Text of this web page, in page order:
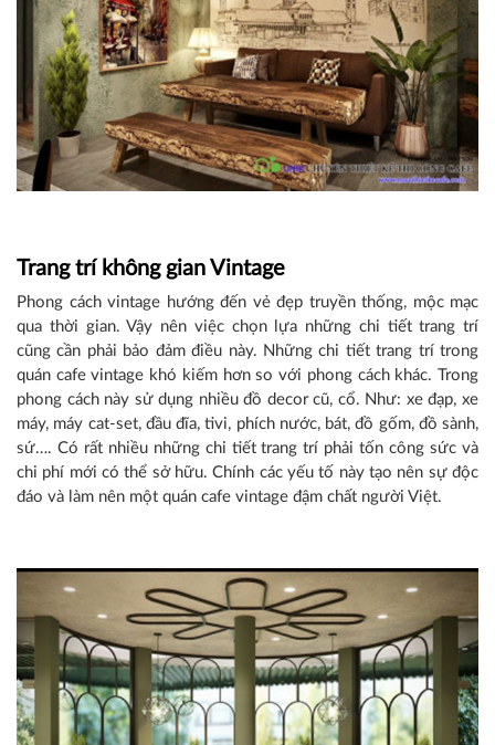
Trang trí không gian Vintage
Phong cách vintage hướng đến vẻ đẹp truyền thống, mộc mạc
qua thời gian. Vậy nên việc chọn lựa những chi tiết trang trí
cũng cần phải bảo đảm điều này. Những chi tiết trang trí trong
quán cafe vintage khó kiếm hơn so với phong cách khác. Trong
phong cách này sử dụng nhiều đồ decor cũ, cổ. Như: xe đạp, xe
máy, máy cat-set, đầu đĩa, tivi, phích nước, bát, đồ gốm, đồ sành,
sứ…. Có rất nhiều những chi tiết trang trí phải tốn công sức và
chi phí mới có thể sở hữu. Chính các yếu tố này tạo nên sự độc
đáo và làm nên một quán cafe vintage đậm chất người Việt.